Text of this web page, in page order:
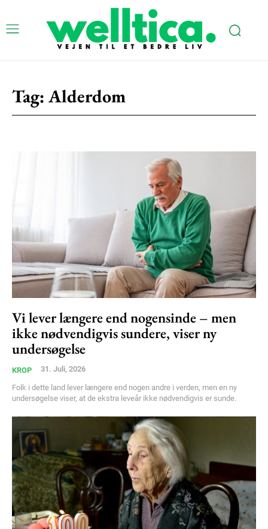
Tag: Alderdom
Vi lever længere end nogensinde – men
ikke nødvendigvis sundere, viser ny
undersøgelse
KROP 31. Juli, 2026
Folk i dette land lever længere end nogen andre i verden, men en ny
undersøgelse viser, at de ekstra leveår ikke nødvendigvis er sunde.